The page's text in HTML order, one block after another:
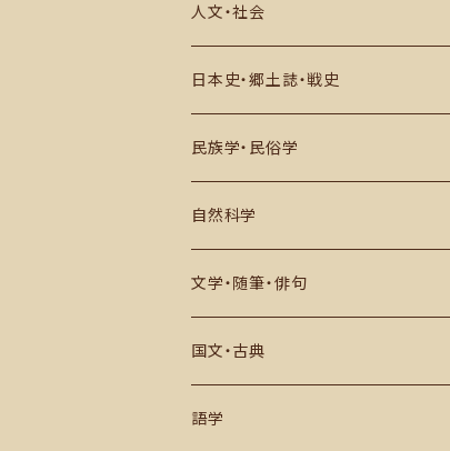
人文・社会
思想・哲学・宗教
社会科学・世界史
その他
日本史・郷土誌・戦史
郷土誌
古代史・民族
中世・江戸期
戦史・戦記・近代史
現代史
民族学・民俗学
日本国内
アジア
ヨーロッパ・アフリカその他
自然科学
数学・物理・宇宙・科学
生物・自然・動物など
その他
文学・随筆・俳句
近代文学・評論
推理小説・評論
国文・古典
作品
語学